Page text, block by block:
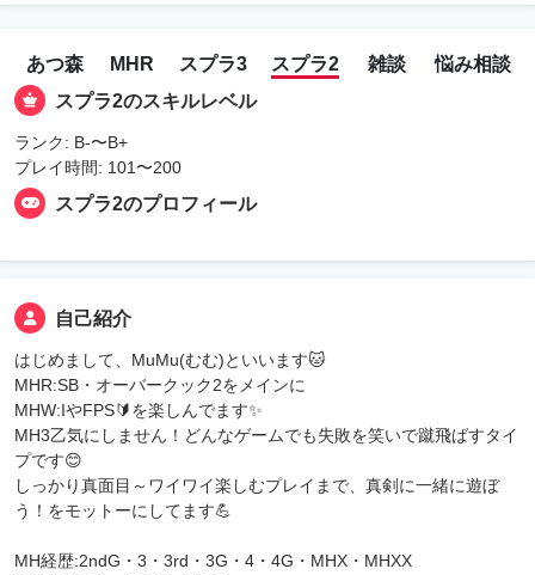
あつ森 MHR スプラ3 スプラ2 雑談
悩み相談
スプラ2のスキルレベル
ランク: B-〜B+
プレイ時間: 101〜200
スプラ2のプロフィール
自己紹介
はじめまして、MuMu(むむ)といいます🐱
MHR:SB・オーバークック2をメインに
MHW:IやFPS🔰を楽しんでます✨
MH3乙気にしません！どんなゲームでも失敗を笑いで蹴飛ばすタイ
プです😊
しっかり真面目～ワイワイ楽しむプレイまで、真剣に一緒に遊ぼ
う！をモットーにしてます💪
MH経歴:2ndG・3・3rd・3G・4・4G・MHX・MHXX